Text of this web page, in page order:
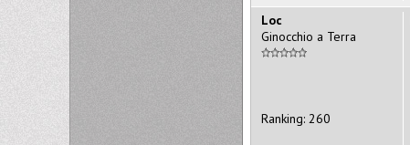
Loc
Ginocchio a Terra
Ranking: 260